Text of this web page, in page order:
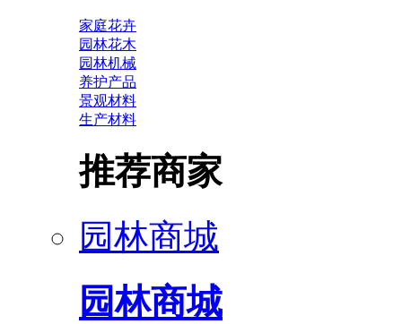
家庭花卉
园林花木
园林机械
养护产品
景观材料
生产材料
推荐商家
园林商城
园林商城